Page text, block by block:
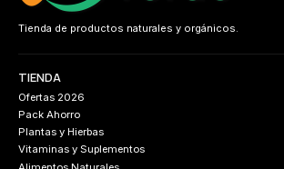
Tienda de productos naturales y orgánicos.
TIENDA
Ofertas 2026
Pack Ahorro
Plantas y Hierbas
Vitaminas y Suplementos